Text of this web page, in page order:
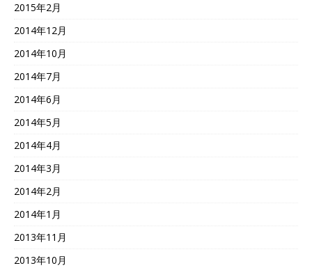
2015年2月
2014年12月
2014年10月
2014年7月
2014年6月
2014年5月
2014年4月
2014年3月
2014年2月
2014年1月
2013年11月
2013年10月